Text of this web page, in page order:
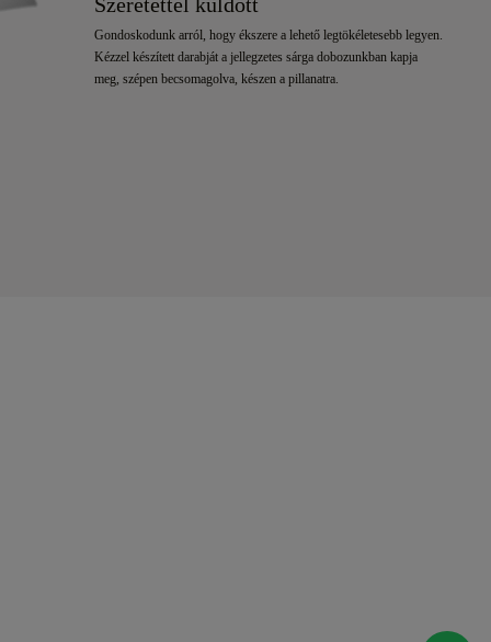
Gondoskodunk arról, hogy ékszere a lehető legtökéletesebb legyen.
Kézzel készített darabját a jellegzetes sárga dobozunkban kapja
meg, szépen becsomagolva, készen a pillanatra.